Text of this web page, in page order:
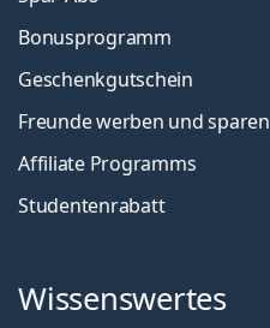
Bonusprogramm
Geschenkgutschein
Freunde werben und sparen
Affiliate Programms
Studentenrabatt
Wissenswertes